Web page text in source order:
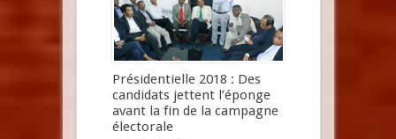
Présidentielle 2018 : Des
candidats jettent l’éponge
avant la fin de la campagne
électorale